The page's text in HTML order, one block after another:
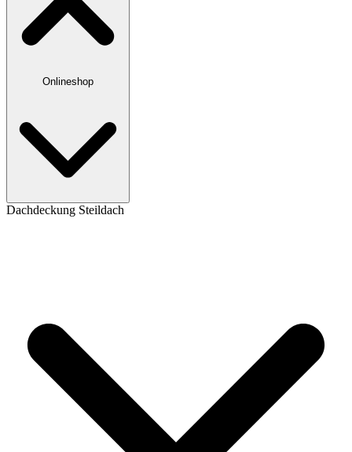
Onlineshop
Dachdeckung Steildach